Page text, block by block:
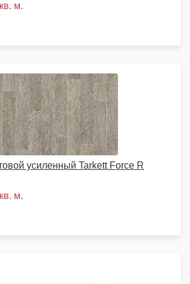
м.
усиленный Tarkett Force R
м.